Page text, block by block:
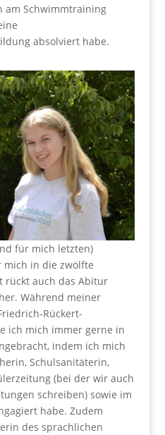
am Schwimmtraining
absolviert habe.
für mich letzten)
mich in die zwölfte
rückt auch das Abitur
Während meiner
Rückert-
ich mich immer gerne in
indem ich mich
Schulsanitäterin,
(bei der wir auch
schreiben) sowie im
habe. Zudem
des sprachlichen